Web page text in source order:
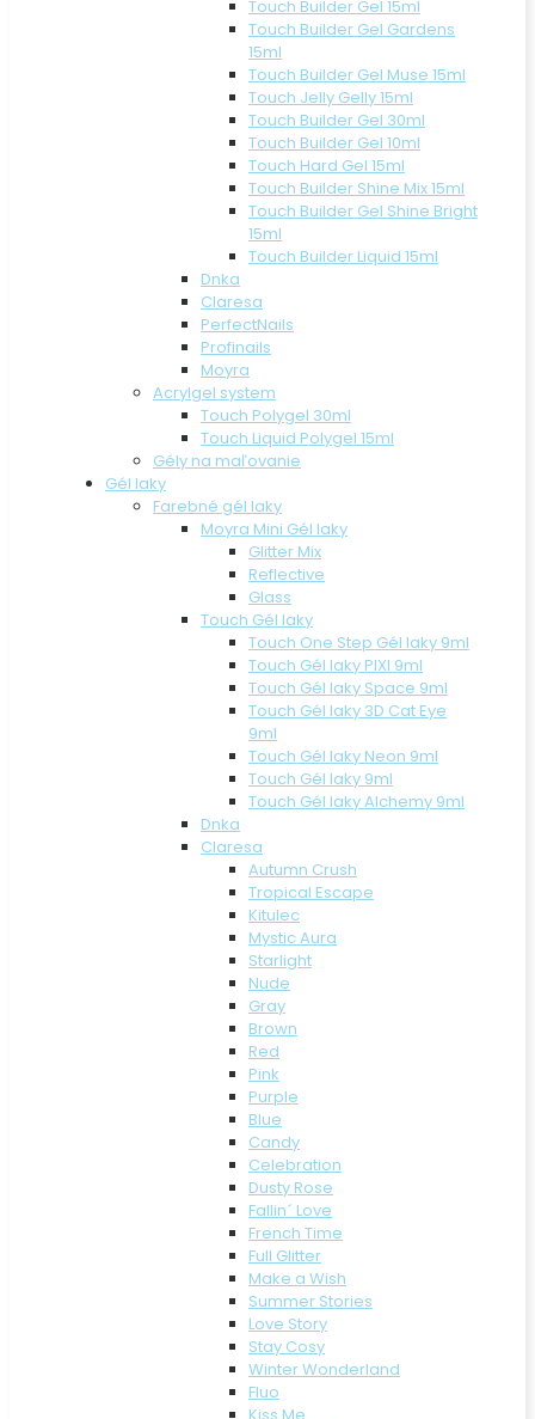
Touch Builder Gel 15ml
Touch Builder Gel Gardens
15ml
Touch Builder Gel Muse 15ml
Touch Jelly Gelly 15ml
Touch Builder Gel 30ml
Touch Builder Gel 10ml
Touch Hard Gel 15ml
Touch Builder Shine Mix 15ml
Touch Builder Gel Shine Bright
15ml
Touch Builder Liquid 15ml
Dnka
Claresa
PerfectNails
Profinails
Moyra
Acrylgel system
Touch Polygel 30ml
Touch Liquid Polygel 15ml
Gély na maľovanie
Gél laky
Farebné gél laky
Moyra Mini Gél laky
Glitter Mix
Reflective
Glass
Touch Gél laky
Touch One Step Gél laky 9ml
Touch Gél laky PIXI 9ml
Touch Gél laky Space 9ml
Touch Gél laky 3D Cat Eye
9ml
Touch Gél laky Neon 9ml
Touch Gél laky 9ml
Touch Gél laky Alchemy 9ml
Dnka
Claresa
Autumn Crush
Tropical Escape
Kitulec
Mystic Aura
Starlight
Nude
Gray
Brown
Red
Pink
Purple
Blue
Candy
Celebration
Dusty Rose
Fallin´ Love
French Time
Full Glitter
Make a Wish
Summer Stories
Love Story
Stay Cosy
Winter Wonderland
Fluo